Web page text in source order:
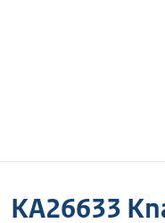
KA26633